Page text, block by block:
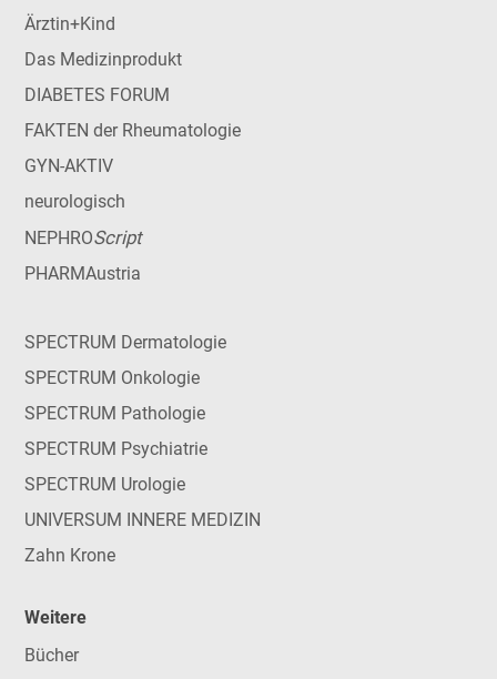
Ärztin+Kind
Das Medizinprodukt
DIABETES FORUM
FAKTEN der Rheumatologie
GYN-AKTIV
neurologisch
NEPHROScript
PHARMAustria
SPECTRUM Dermatologie
SPECTRUM Onkologie
SPECTRUM Pathologie
SPECTRUM Psychiatrie
SPECTRUM Urologie
UNIVERSUM INNERE MEDIZIN
Zahn Krone
Weitere
Bücher